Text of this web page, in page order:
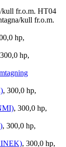
kull fr.o.m. HT04
kull fr.o.m.
hp,
hp,
, 300,0 hp,
, 300,0 hp,
, 300,0 hp,
, 300,0 hp,